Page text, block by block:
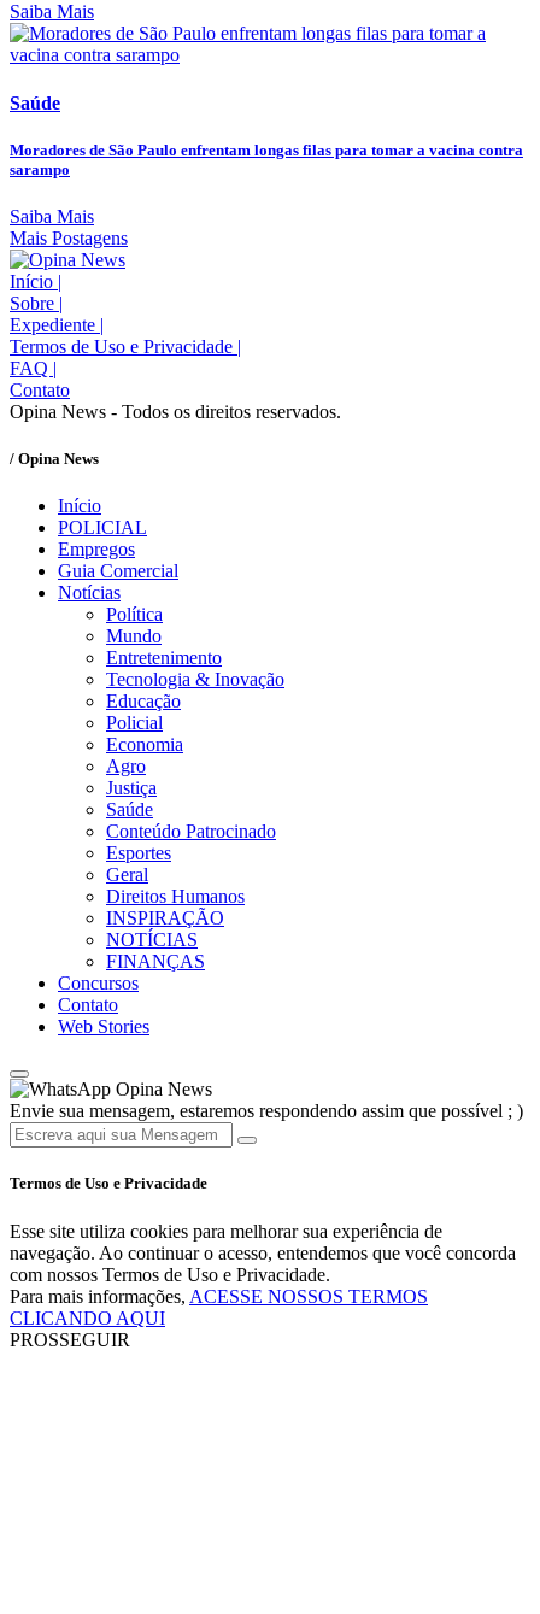
Saiba Mais
Saúde
Moradores de São Paulo enfrentam longas filas para tomar a vacina contra
sarampo
Saiba Mais
Mais Postagens
Início |
Sobre |
Expediente |
Termos de Uso e Privacidade |
FAQ |
Contato
Opina News - Todos os direitos reservados.
/ Opina News
Início
POLICIAL
Empregos
Guia Comercial
Notícias
Política
Mundo
Entretenimento
Tecnologia & Inovação
Educação
Policial
Economia
Agro
Justiça
Saúde
Conteúdo Patrocinado
Esportes
Geral
Direitos Humanos
INSPIRAÇÃO
NOTÍCIAS
FINANÇAS
Concursos
Contato
Web Stories
Opina News
Envie sua mensagem, estaremos respondendo assim que possível ; )
Termos de Uso e Privacidade
Esse site utiliza cookies para melhorar sua experiência de
navegação. Ao continuar o acesso, entendemos que você concorda
com nossos Termos de Uso e Privacidade.
Para mais informações, ACESSE NOSSOS TERMOS
CLICANDO AQUI
PROSSEGUIR